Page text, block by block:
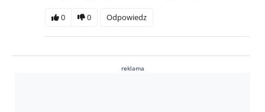
0 0 Odpowiedz
reklama